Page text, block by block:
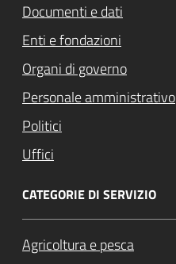
Documenti e dati
Enti e fondazioni
Organi di governo
Personale amministrativo
Politici
Uffici
CATEGORIE DI SERVIZIO
Agricoltura e pesca